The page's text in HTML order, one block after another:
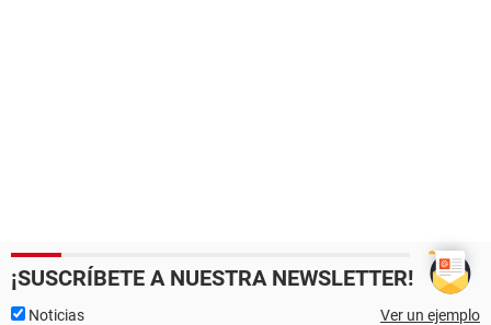
¡SUSCRÍBETE A NUESTRA NEWSLETTER!
Noticias Ver un ejemplo